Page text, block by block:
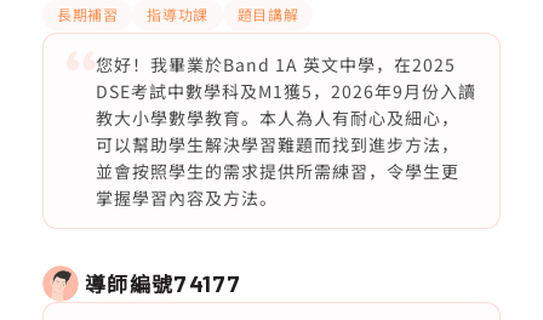
長期補習 指導功課 題目講解
您好！我畢業於Band 1A 英文中學，在2025
DSE考試中數學科及M1獲5，2026年9月份入讀
教大小學數學教育。本人為人有耐心及細心，
可以幫助學生解決學習難題而找到進步方法，
並會按照學生的需求提供所需練習，令學生更
掌握學習內容及方法。
導師編號74177